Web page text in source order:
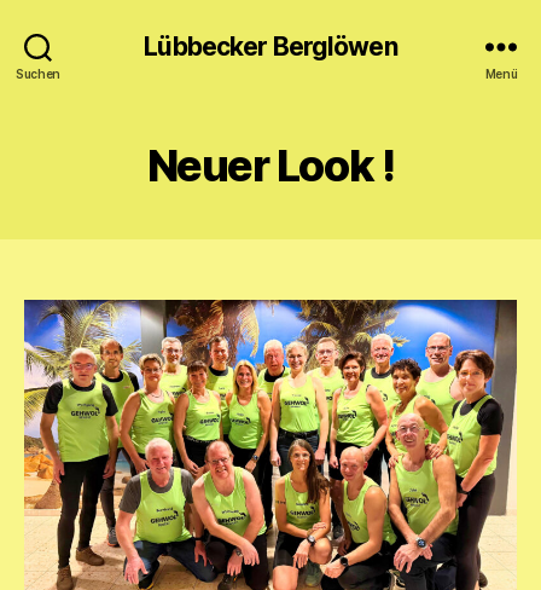
Suchen
Lübbecker Berglöwen
Menü
Neuer Look !